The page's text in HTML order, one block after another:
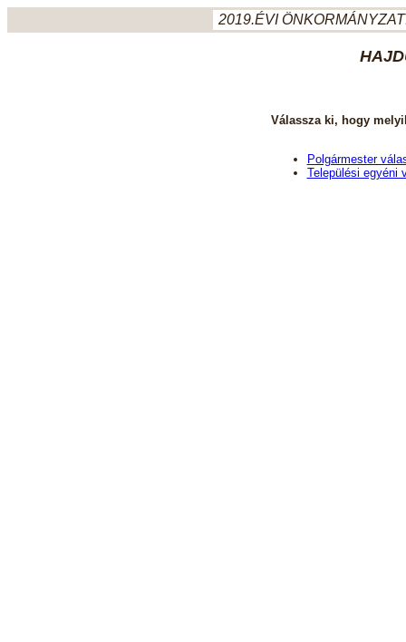
2019.ÉVI
Válassza ki, hogy
Polgármester
Települési egyéni